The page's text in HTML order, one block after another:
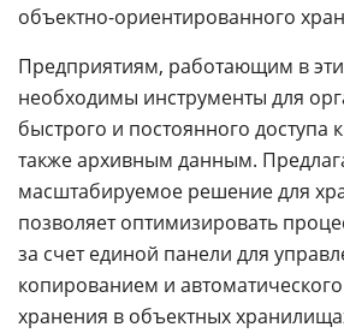
объектно-ориентированного
Предприятиям, работающим в
необходимы инструменты для
быстрого и постоянного доступа
также архивным данным.
масштабируемое решение для
позволяет оптимизировать
за счет единой панели для
копированием и
хранения в объектных